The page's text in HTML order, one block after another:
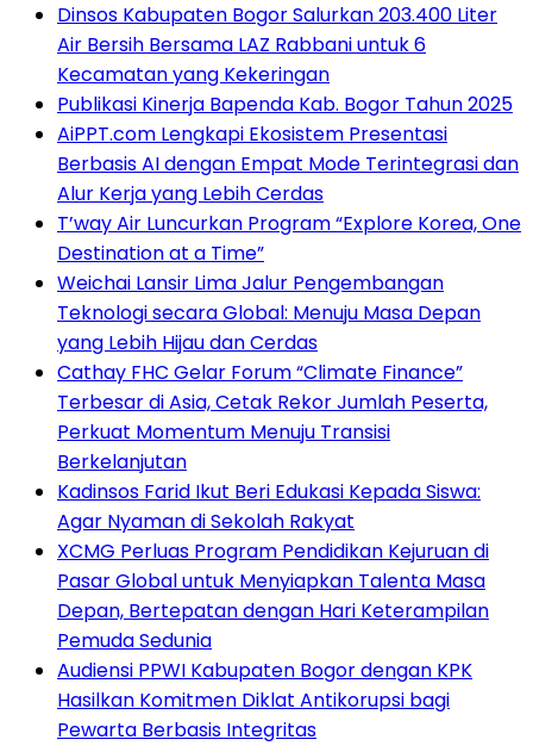
Dinsos Kabupaten Bogor Salurkan 203.400 Liter
Air Bersih Bersama LAZ Rabbani untuk 6
Kecamatan yang Kekeringan
Publikasi Kinerja Bapenda Kab. Bogor Tahun 2025
AiPPT.com Lengkapi Ekosistem Presentasi
Berbasis AI dengan Empat Mode Terintegrasi dan
Alur Kerja yang Lebih Cerdas
T’way Air Luncurkan Program “Explore Korea, One
Destination at a Time”
Weichai Lansir Lima Jalur Pengembangan
Teknologi secara Global: Menuju Masa Depan
yang Lebih Hijau dan Cerdas
Cathay FHC Gelar Forum “Climate Finance”
Terbesar di Asia, Cetak Rekor Jumlah Peserta,
Perkuat Momentum Menuju Transisi
Berkelanjutan
Kadinsos Farid Ikut Beri Edukasi Kepada Siswa:
Agar Nyaman di Sekolah Rakyat
XCMG Perluas Program Pendidikan Kejuruan di
Pasar Global untuk Menyiapkan Talenta Masa
Depan, Bertepatan dengan Hari Keterampilan
Pemuda Sedunia
Audiensi PPWI Kabupaten Bogor dengan KPK
Hasilkan Komitmen Diklat Antikorupsi bagi
Pewarta Berbasis Integritas